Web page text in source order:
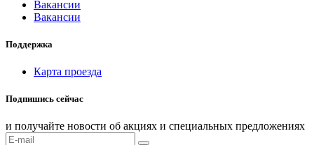
Вакансии
Вакансии
Поддержка
Карта проезда
Подпишись сейчас
и получайте новости об акциях и специальных предложениях